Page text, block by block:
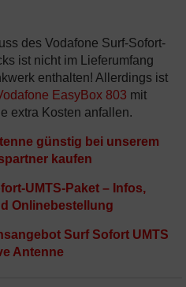
des Vodafone Surf-Sofort-
ist nicht im Lieferumfang
enthalten! Allerdings ist
EasyBox 803 mit
extra Kosten anfallen.
günstig bei unserem
kaufen
UMTS-Paket – Infos,
Onlinebestellung
Surf Sofort UMTS
Antenne